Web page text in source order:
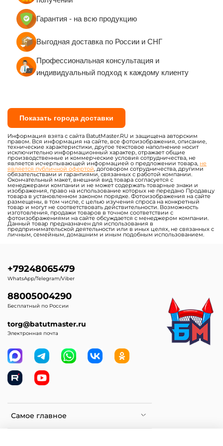
Вся продукция изготавливается по ГОСТу с
обеспечением 100% постановки на учёт в
Гостехнадзоре.
Гарантия - на всю продукцию
Выгодная доставка по России и СНГ
Профессиональная консультация и
индивидуальный подход к каждому клиенту
Показать города доставки
Информация взята с сайта BatutMaster.RU и защищена авторским
правом. Вся информация на сайте, все фотоизображения, описание,
технические характеристики, другое текстовое наполнение носит
исключительно информационный характер, отражает общие
производственные и коммерческие условия сотрудничества, не
является исчерпывающей информацией о предложении товара, не
является публичной офертой, договором сотрудничества, другими
обязательствами и гарантиями, связанных с работой компании.
Окончательный макет, внешний вид товара согласуется с
менеджерами компании и не может содержать товарные знаки и
изображения, право на использование которых не передано Продавцу
товара в установленном законом порядке. Фотоизображения на сайте
размещены, в том числе, с целью изучения спроса на конкретный
товар и могут не соответствовать действительности. Возможность
изготовления, продажи товаров в точном соответствии с
фотоизображениями на сайте обсуждается с менеджером компании.
Данный товар предназначен для использования в
предпринимательской деятельности или в иных целях, не связанных с
личным, семейным, домашним и иным подобным использованием.
Самое главное
+79248065479
WhatsApp/Telegram/Viber
88005004290
Бесплатный по России
torg@batutmaster.ru
Электронная почта